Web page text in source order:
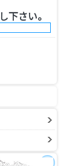
下さい。